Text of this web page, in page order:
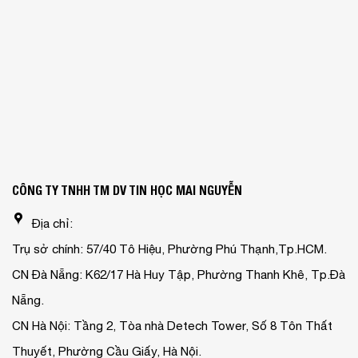
Copyright 2026 ©
GPĐKKD số 0310731352 do Sở KHĐT Tp.HCM cấp ngày
01/04/2011